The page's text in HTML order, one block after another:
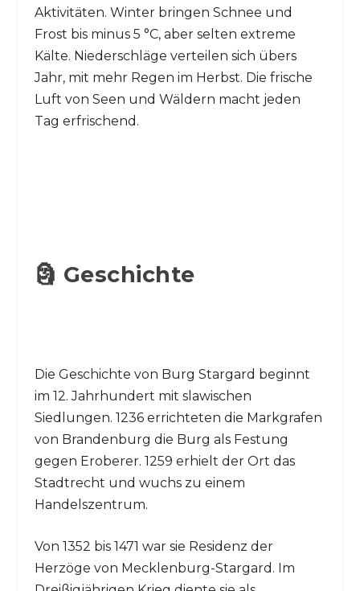
Aktivitäten. Winter bringen Schnee und
Frost bis minus 5 °C, aber selten extreme
Kälte. Niederschläge verteilen sich übers
Jahr, mit mehr Regen im Herbst. Die frische
Luft von Seen und Wäldern macht jeden
Tag erfrischend.
🗿 Geschichte
Die Geschichte von Burg Stargard beginnt
im 12. Jahrhundert mit slawischen
Siedlungen. 1236 errichteten die Markgrafen
von Brandenburg die Burg als Festung
gegen Eroberer. 1259 erhielt der Ort das
Stadtrecht und wuchs zu einem
Handelszentrum.
Von 1352 bis 1471 war sie Residenz der
Herzöge von Mecklenburg-Stargard. Im